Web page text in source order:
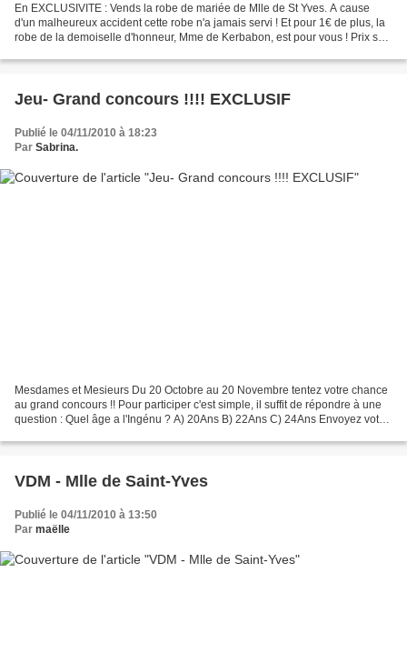
En EXCLUSIVITE : Vends la robe de mariée de Mlle de St Yves. A cause
d'un malheureux accident cette robe n'a jamais servi ! Et pour 1€ de plus, la
robe de la demoiselle d'honneur, Mme de Kerbabon, est pour vous ! Prix sur
Jeu- Grand concours !!!! EXCLUSIF
Publié le 04/11/2010 à 18:23
Par Sabrina.
Mesdames et Mesieurs Du 20 Octobre au 20 Novembre tentez votre chance
au grand concours !! Pour participer c'est simple, il suffit de répondre à une
question : Quel âge a l'Ingénu ? A) 20Ans B) 22Ans C) 24Ans Envoyez votre
VDM - Mlle de Saint-Yves
Publié le 04/11/2010 à 13:50
Par maëlle